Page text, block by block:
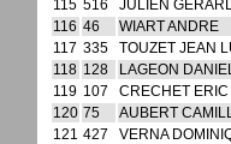
115 516
JULIEN
116 46
WIART ANDRE
117 335
TOUZET JEAN
118 128
LAGEON
119 107
CRECHET ERIC
120 75
AUBERT
121 427
VERNA